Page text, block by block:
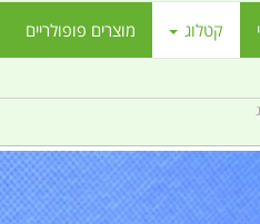
קטלוג מוצרים פופולריים